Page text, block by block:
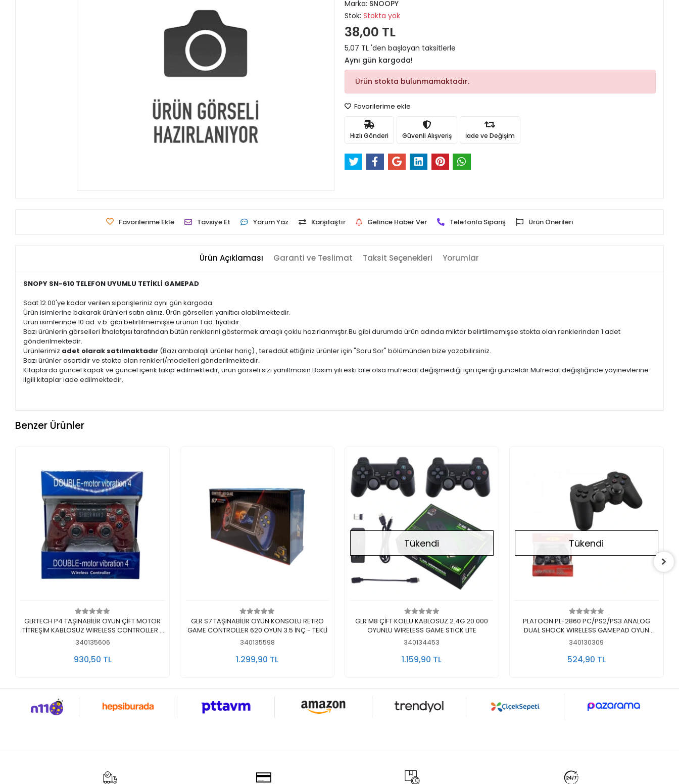
Marka: SNOOPY
Stok: Stokta yok
38,00 TL
5,07 TL 'den başlayan taksitlerle
Aynı gün kargoda!
Ürün stokta bulunmamaktadır.
Favorilerime ekle
Hızlı Gönderi Güvenli Alışveriş İade ve Değişim
Favorilerime Ekle Tavsiye Et Yorum Yaz Karşılaştır Gelince Haber Ver Telefonla Sipariş Ürün Önerileri
Ürün Açıklaması Garanti ve Teslimat Taksit Seçenekleri Yorumlar
SNOPY SN-610 TELEFON UYUMLU TETİKLİ GAMEPAD
Saat 12.00'ye kadar verilen siparişleriniz aynı gün kargoda.
Ürün isimlerine bakarak ürünleri satın alınız. Ürün görselleri yanıltıcı olabilmektedir.
Ürün isimlerinde 10 ad. v.b. gibi belirtilmemişse ürünün 1 ad. fiyatıdır.
Bazı ürünlerin görselleri İthalatçısı tarafından bütün renklerini göstermek amaçlı çoklu hazırlanmıştır.Bu gibi durumda ürün adında miktar belirtilmemişse stokta olan renklerinden 1 adet
gönderilmektedir.
Ürünlerimiz adet olarak satılmaktadır (Bazı ambalajlı ürünler hariç) , tereddüt ettiğiniz ürünler için "Soru Sor" bölümünden bize yazabilirsiniz.
Bazı ürünler asortidir ve stokta olan renkleri/modelleri gönderilmektedir.
Kitaplarda güncel kapak ve güncel içerik takip edilmektedir, ürün görseli sizi yanıltmasın.Basım yılı eski bile olsa müfredat değişmediği için içeriği günceldir.Müfredat değiştiğinde yayınevlerine
ilgili kitaplar iade edilmektedir.
Benzer Ürünler
Sepete Ekle
GLRTECH P4 TAŞINABİLİR OYUN ÇİFT MOTOR
TİTREŞİM KABLOSUZ WIRELESS CONTROLLER -
TEKLİ
340135606
930,50 TL
Sepete Ekle
GLR S7 TAŞINABİLİR OYUN KONSOLU RETRO
GAME CONTROLLER 620 OYUN 3.5 İNÇ - TEKLİ
340135598
1.299,90 TL
Stokta Yok
Tükendi
GLR M8 ÇİFT KOLLU KABLOSUZ 2.4G 20.000
OYUNLU WIRELESS GAME STICK LITE
340134453
1.159,90 TL
Stokta Yok
Tükendi
PLATOON PL-2860 PC/PS2/PS3 ANALOG
DUAL SHOCK WIRELESS GAMEPAD OYUN
KOLU
340130309
524,90 TL